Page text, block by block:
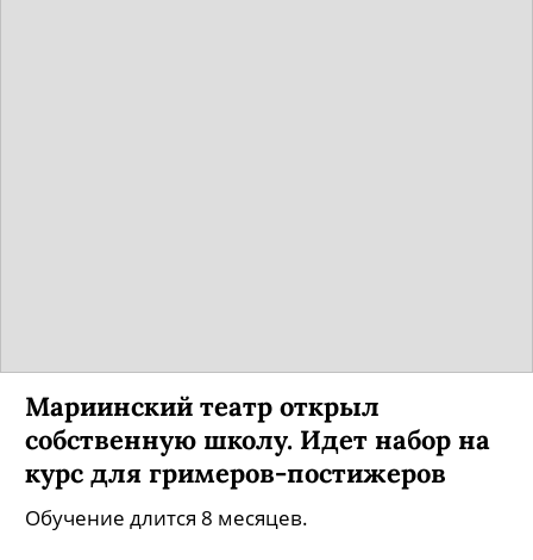
Мариинский театр открыл
собственную школу. Идет набор на
курс для гримеров-постижеров
Обучение длится 8 месяцев.